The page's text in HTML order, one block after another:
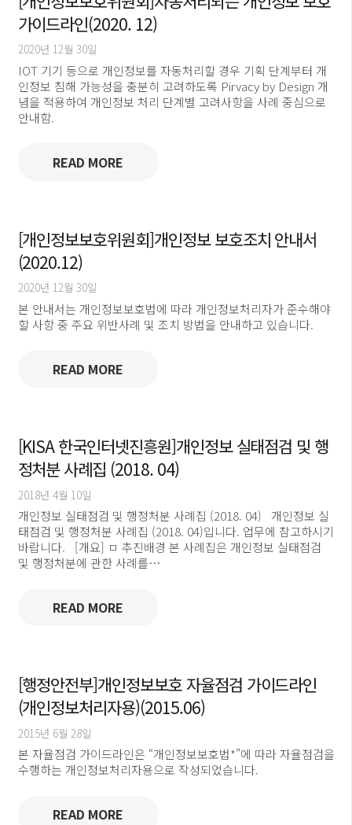
가이드라인(2020. 12)
2020년 12월 30일
IOT 기기 등으로 개인정보를 자동처리할 경우 기획 단계부터 개
인정보 침해 가능성을 충분히 고려하도록 Pirvacy by Design 개
념을 적용하여 개인정보 처리 단계별 고려사항을 사례 중심으로
안내함.
READ MORE
[개인정보보호위원회]개인정보 보호조치 안내서
(2020.12)
2020년 12월 30일
본 안내서는 개인정보보호법에 따라 개인정보처리자가 준수해야
할 사항 중 주요 위반사례 및 조치 방법을 안내하고 있습니다.
READ MORE
[KISA 한국인터넷진흥원]개인정보 실태점검 및 행
정처분 사례집 (2018. 04)
2018년 4월 10일
개인정보 실태점검 및 행정처분 사례집 (2018. 04) 개인정보 실
태점검 및 행정처분 사례집 (2018. 04)입니다. 업무에 참고하시기
바랍니다. [개요] ㅁ 추진배경 본 사례집은 개인정보 실태점검
및 행정처분에 관한 사례를…
READ MORE
[행정안전부]개인정보보호 자율점검 가이드라인
(개인정보처리자용)(2015.06)
2015년 6월 28일
본 자율점검 가이드라인은 “개인정보보호법*”에 따라 자율점검을
수행하는 개인정보처리자용으로 작성되었습니다.
READ MORE